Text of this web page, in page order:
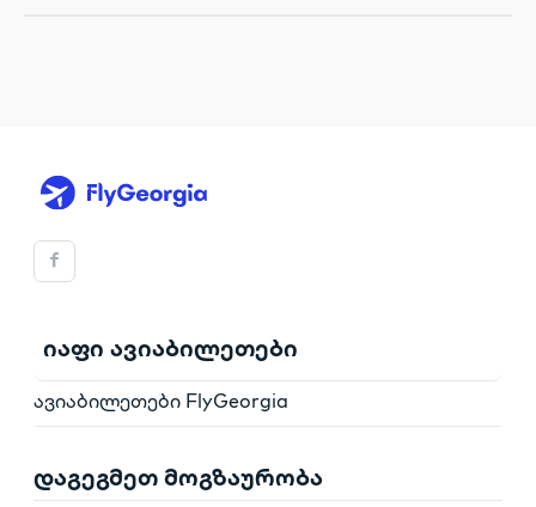
იაფი ავიაბილეთები
ავიაბილეთები FlyGeorgia
დაგეგმეთ მოგზაურობა